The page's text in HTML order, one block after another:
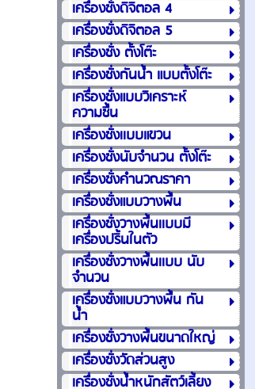
เครื่องชั่งดิจิตอล 4
เครื่องชั่งดิจิตอล 5
เครื่องชั่ง ตั้งโต๊ะ
เครื่องชั่งกันน้ำ แบบตั้งโต๊ะ
เครื่องชั่งแบบวิเคราะห์
ความชื้น
เครื่องชั่งเเบบแขวน
เครื่องชั่งนับจำนวน ตั้งโต๊ะ
เครื่องชั่งคำนวณราคา
เครื่องชั่งแบบวางพื้น
เครื่องชั่งวางพื้นเเบบมี
เครื่องปริ้นในตัว
เครื่องชั่งวางพื้นเเบบ นับ
จำนวน
เครื่องชั่งแบบวางพื้น กัน
น้ำ
เครื่องชั่งวางพื้นขนาดใหญ่
เครื่องชั่งวัดส่วนสูง
เครื่องชั่งน้ำหนักสัตว์เลี้ยง